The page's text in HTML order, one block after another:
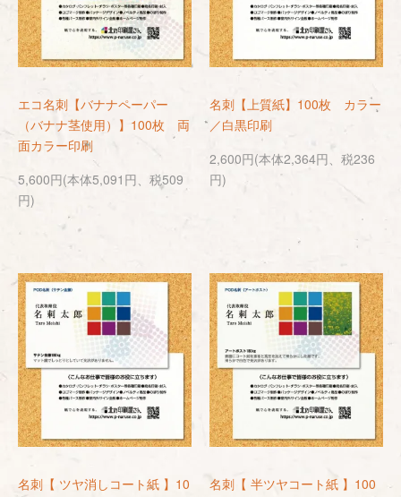
エコ名刺【バナナペーパー
（バナナ茎使用）】100枚 両
面カラー印刷
5,600円(本体5,091円、税509
円)
名刺【上質紙】100枚 カラー
／白黒印刷
2,600円(本体2,364円、税236
円)
名刺【 ツヤ消しコート紙 】10
名刺【 半ツヤコート紙 】100